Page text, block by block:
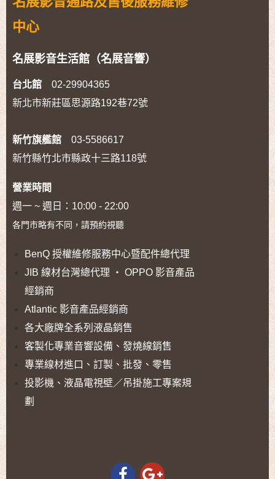
中心
名展影音生活館（名展音響）
台北館 02-29904365
新北市新莊區思源路192巷72號
新竹旗艦館 03-5586617
新竹縣竹北市縣政十三路118號
營業時間
週一 ~ 週日：10:00 - 22:00
各門市略有不同，請預約視聽
BenQ 授權維修服務中心暨配件總代理
JIB 線材台灣總代理 ‧ OPPO 影音產品
經銷商
Atlantic 影音產品經銷商
各大廠牌全系列液晶銷售
客製化專業音響設備、發燒線銷售
專業線材進口、訂製、批發、零售
投影機、液晶電視壁／吊掛施工專案規
劃